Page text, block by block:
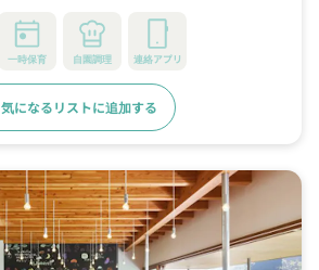
一時保育 自園調理 連絡アプリ
気になるリストに追加する